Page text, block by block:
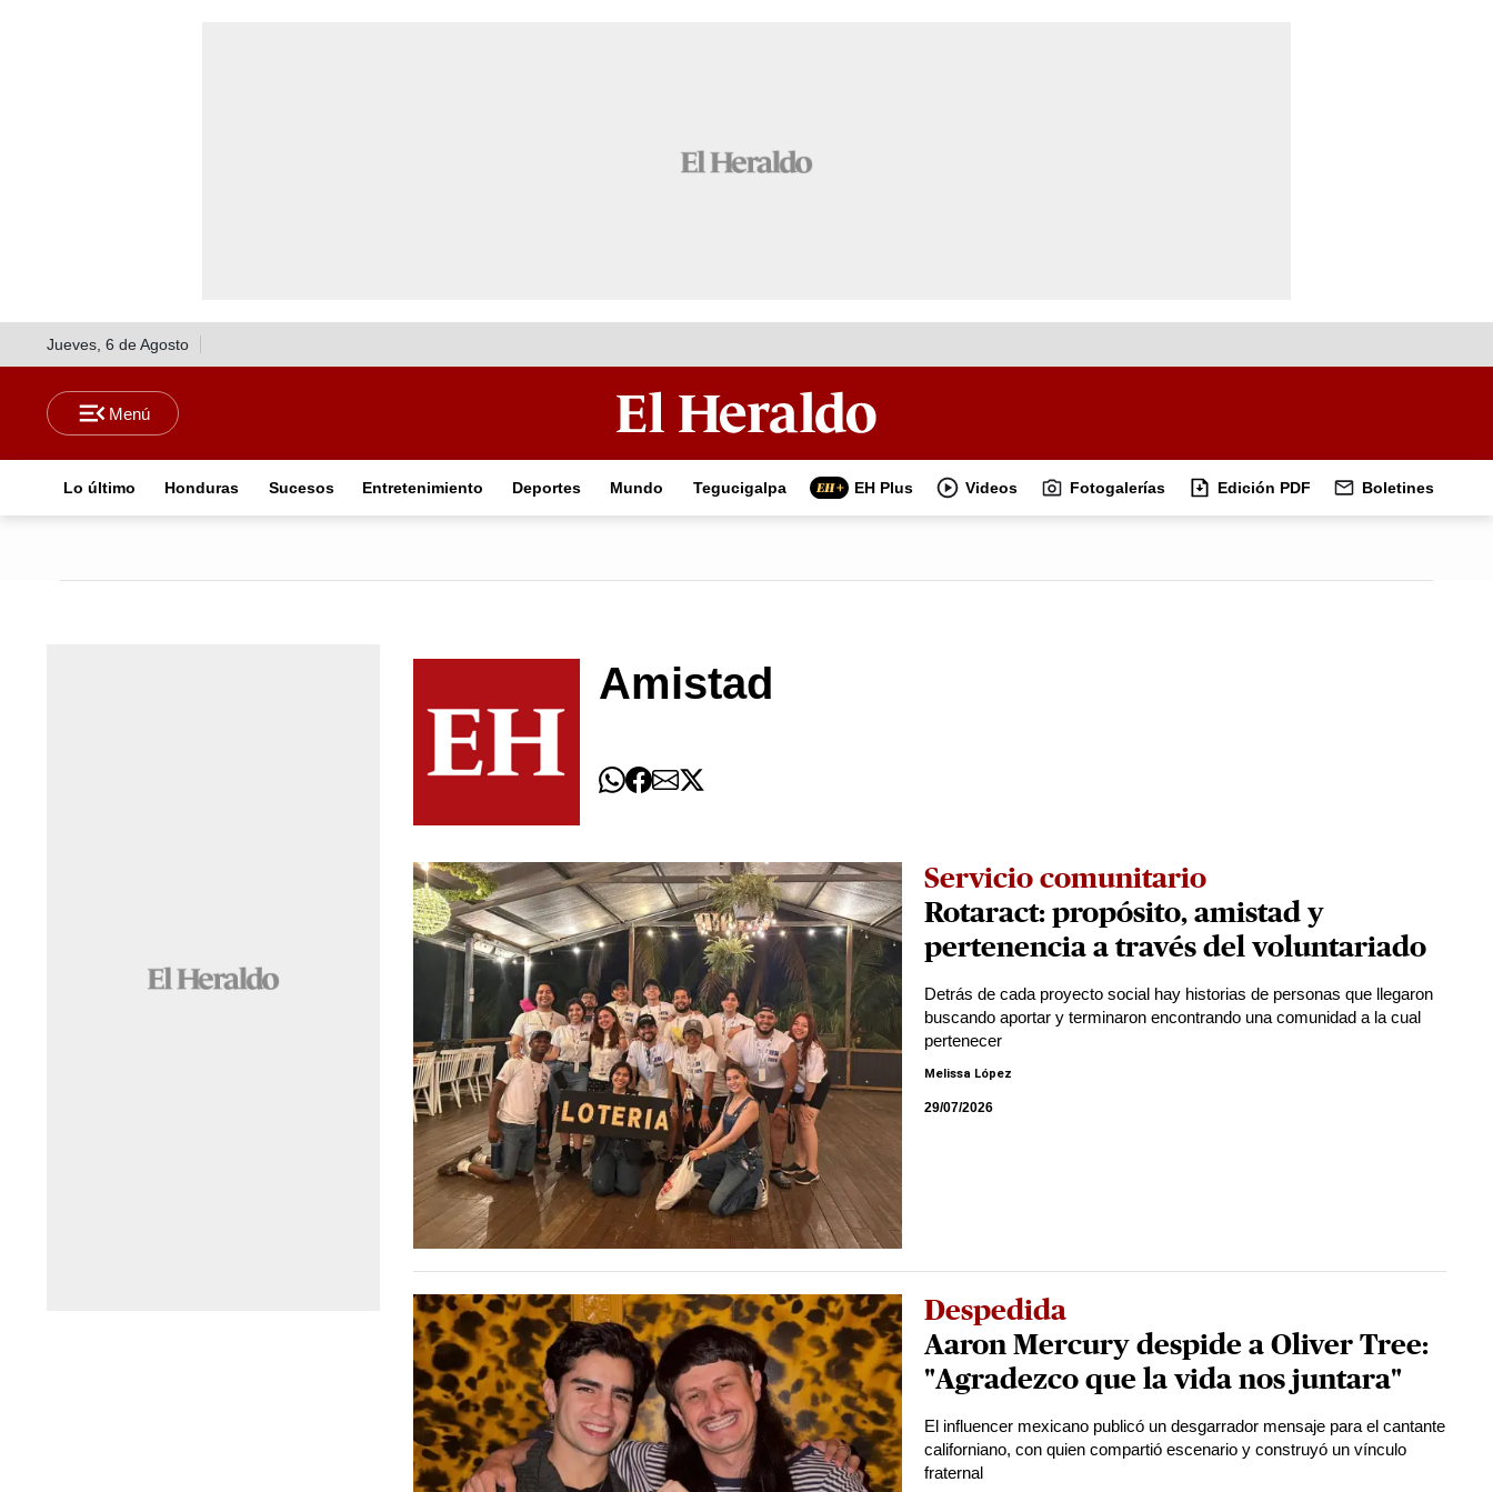
Jueves, 6 de Agosto
Lo último Honduras Sucesos Entretenimiento Deportes Mundo Tegucigalpa EH Plus Videos Fotogalerías Edición PDF Boletines
Amistad
Servicio comunitario
Rotaract: propósito, amistad y
pertenencia a través del voluntariado
Detrás de cada proyecto social hay historias de personas que llegaron
buscando aportar y terminaron encontrando una comunidad a la cual
pertenecer
Melissa López
29/07/2026
Despedida
Aaron Mercury despide a Oliver Tree:
"Agradezco que la vida nos juntara"
El influencer mexicano publicó un desgarrador mensaje para el cantante
californiano, con quien compartió escenario y construyó un vínculo
fraternal